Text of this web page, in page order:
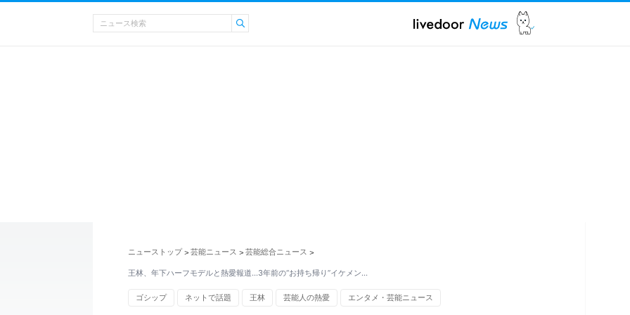
ニューストップ > 芸能ニュース > 芸能総合ニュース >
王林、年下ハーフモデルと熱愛報道…3年前の“お持ち帰り”イケメン…
ゴシップ ネットで話題 王林 芸能人の熱愛 エンタメ・芸能ニュース